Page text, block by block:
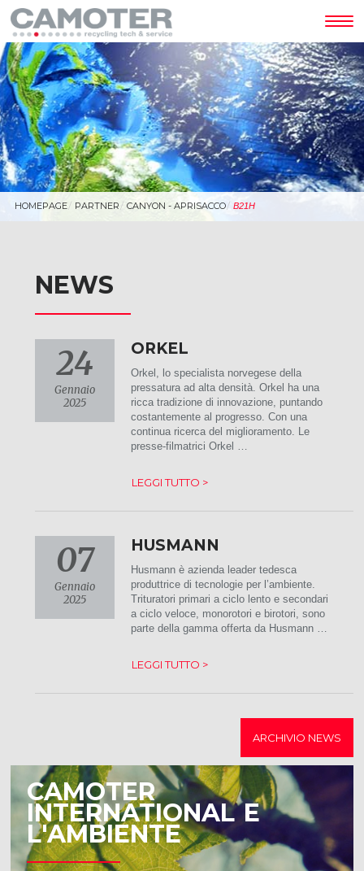
HOMEPAGE PARTNER CANYON - APRISACCO B21H
NEWS
24
Gennaio
2025
ORKEL
Orkel, lo specialista norvegese della
pressatura ad alta densità. Orkel ha una
ricca tradizione di innovazione, puntando
costantemente al progresso. Con una
continua ricerca del miglioramento. Le
presse-filmatrici Orkel …
LEGGI TUTTO >
07
Gennaio
2025
HUSMANN
Husmann è azienda leader tedesca
produttrice di tecnologie per l’ambiente.
Trituratori primari a ciclo lento e secondari
a ciclo veloce, monorotori e birotori, sono
parte della gamma offerta da Husmann …
LEGGI TUTTO >
ARCHIVIO NEWS
CAMOTER
INTERNATIONAL E
L'AMBIENTE